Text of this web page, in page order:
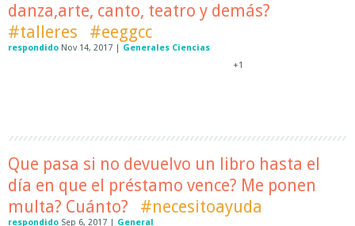
danza,arte, canto, teatro y demás?
#talleres
#eeggcc
respondido Nov 14, 2017 | Generales Ciencias
+1
Que pasa si no devuelvo un libro hasta el
día en que el préstamo vence? Me ponen
multa? Cuánto?
#necesitoayuda
respondido Sep 6, 2017 | General